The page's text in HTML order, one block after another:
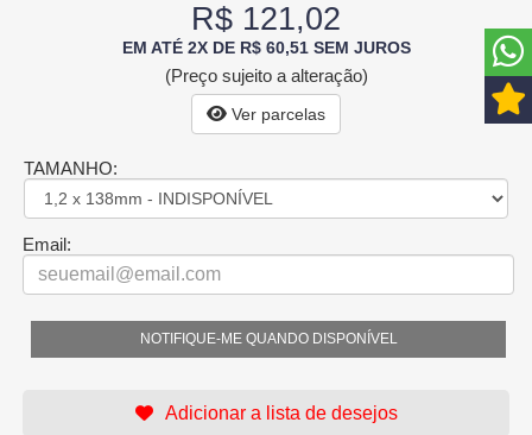
R$ 121,02
EM ATÉ 2X DE R$ 60,51 SEM JUROS
(Preço sujeito a alteração)
Ver parcelas
TAMANHO:
Email:
NOTIFIQUE-ME QUANDO DISPONÍVEL